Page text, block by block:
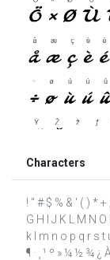
Characters
! " # $ % & ' ( ) * +
G H I J K L M N
k l m n o p q r s t
¶ · ¸ ¹ º » ¼ ½ ¾ ¿